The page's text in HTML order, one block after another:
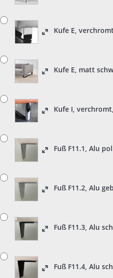
Kufe E, verchromt
Kufe E, matt
Kufe I,
Fuß F11.1, Alu
Fuß F11.2, Alu
Fuß F11.3, Alu
Fuß F11.4, Alu